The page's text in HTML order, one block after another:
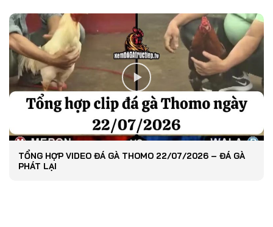
TỔNG HỢP VIDEO ĐÁ GÀ THOMO 22/07/2026 – ĐÁ GÀ
PHÁT LẠI